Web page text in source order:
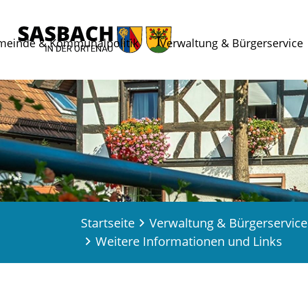
& Kommunalpolitik Verwaltung & Bürgerservice
Startseite Verwaltung & Bürgerservice
Weitere Informationen und Links